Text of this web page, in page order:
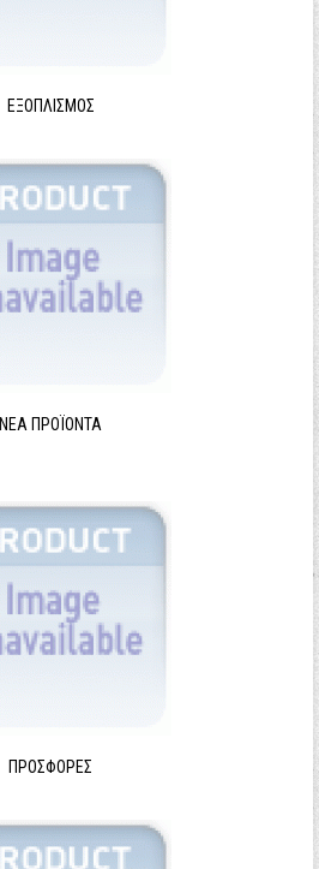
ΕΞΟΠΛΙΣΜΌΣ
ΝΈΑ ΠΡΟΪΌΝΤΑ
ΠΡΟΣΦΟΡΈΣ